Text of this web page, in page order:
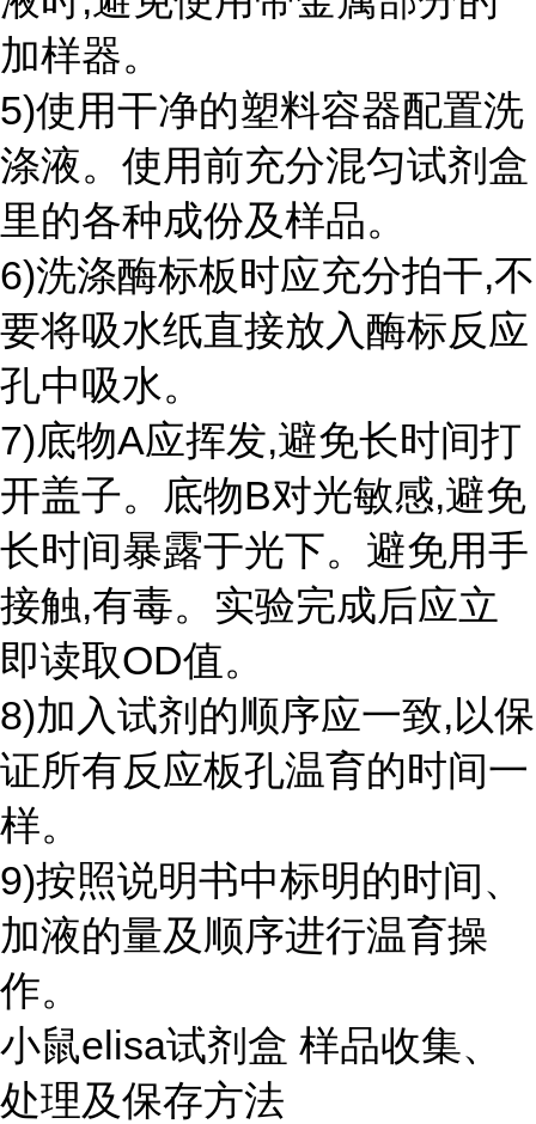
加样器。
5)使用干净的塑料容器配置洗
涤液。使用前充分混匀试剂盒
里的各种成份及样品。
6)洗涤酶标板时应充分拍干,不
要将吸水纸直接放入酶标反应
孔中吸水。
7)底物A应挥发,避免长时间打
开盖子。底物B对光敏感,避免
长时间暴露于光下。避免用手
接触,有毒。实验完成后应立
即读取OD值。
8)加入试剂的顺序应一致,以保
证所有反应板孔温育的时间一
样。
9)按照说明书中标明的时间、
加液的量及顺序进行温育操
作。
小鼠elisa试剂盒 样品收集、
处理及保存方法